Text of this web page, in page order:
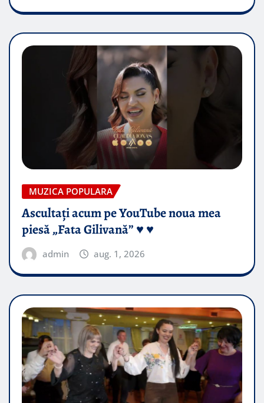
MUZICA POPULARA
Ascultați acum pe YouTube noua mea
piesă „Fata Gilivană” ♥️ ♥️
admin aug. 1, 2026